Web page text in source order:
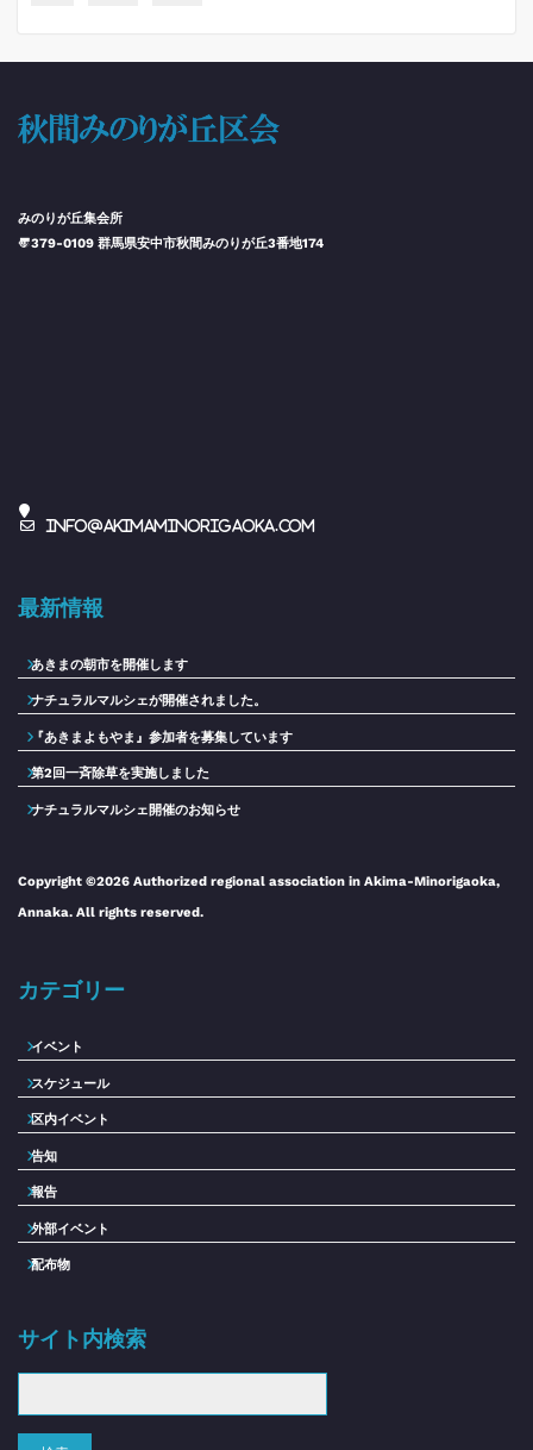
みのりが丘集会所
〠379-0109 群馬県安中市秋間みのりが丘3番地174
info@akimaminorigaoka.com
最新情報
あきまの朝市を開催します
ナチュラルマルシェが開催されました。
『あきまよもやま』参加者を募集しています
第2回一斉除草を実施しました
ナチュラルマルシェ開催のお知らせ
Copyright ©2026 Authorized regional association in Akima-Minorigaoka,
Annaka. All rights reserved.
カテゴリー
イベント
スケジュール
区内イベント
告知
報告
外部イベント
配布物
サイト内検索
索